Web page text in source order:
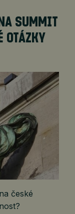
SUMMIT
OTÁZKY
české